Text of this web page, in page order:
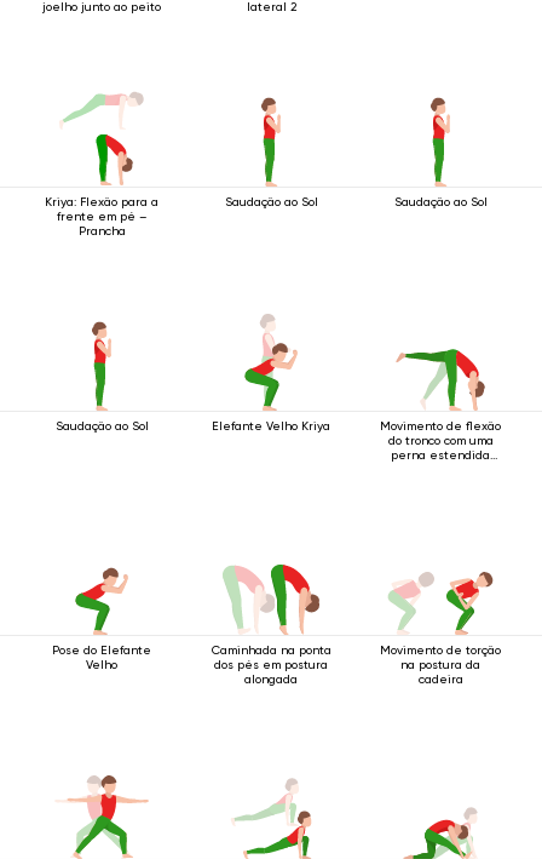
joelho junto ao peito
lateral 2
Kriya: Flexão para a
frente em pé –
Prancha
Saudação ao Sol Saudação ao Sol
Saudação ao Sol Elefante Velho Kriya
Movimento de flexão
do tronco com uma
perna estendida
Pose do Elefante
Velho
Caminhada na ponta
dos pés em postura
alongada
Movimento de torção
na postura da
cadeira